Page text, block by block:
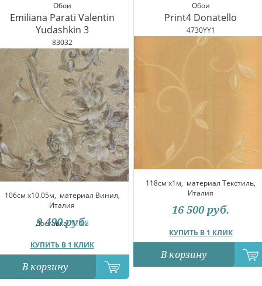
Обои
Emiliana Parati Valentin
Yudashkin 3
83032
106см x10.05м, материал Винил,
Италия
Доставка:11.08
КУПИТЬ В 1 КЛИК
9 490 руб.
В корзину
Обои
Print4 Donatello
4730YY1
118см x1м, материал Текстиль,
Италия
КУПИТЬ В 1 КЛИК
16 500 руб.
В корзину